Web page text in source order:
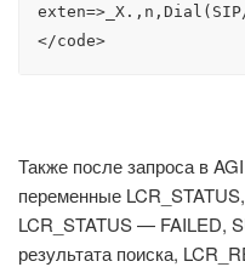
</code>
Также после запроса в
переменные
LCR_STATUS — FAILED,
результата поиска,